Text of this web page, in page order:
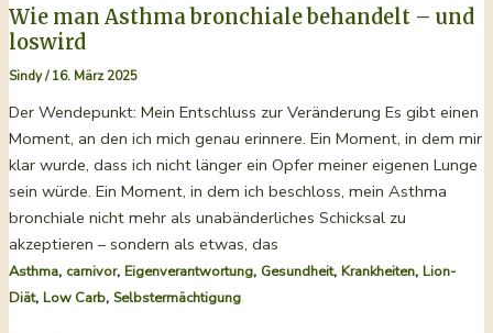
Wie man Asthma bronchiale behandelt – und
loswird
Sindy/16. März 2025
Der Wendepunkt: Mein Entschluss zur Veränderung Es gibt einen
Moment, an den ich mich genau erinnere. Ein Moment, in dem mir
klar wurde, dass ich nicht länger ein Opfer meiner eigenen Lunge
sein würde. Ein Moment, in dem ich beschloss, mein Asthma
bronchiale nicht mehr als unabänderliches Schicksal zu
akzeptieren – sondern als etwas, das
Asthma, carnivor, Eigenverantwortung, Gesundheit, Krankheiten, Lion-
Diät, Low Carb, Selbstermächtigung